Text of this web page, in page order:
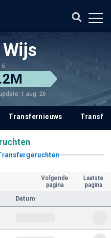
1 aug. 26
Transfernieuws
Volgende
pagina
Laatste
pagina
Datum